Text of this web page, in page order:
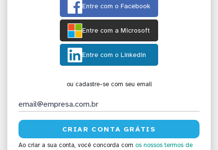
Entre com o Facebook
Entre com a Microsoft
Entre com o Linkedin
ou cadastre-se com seu email
Ao criar a sua conta, você concorda com os nossos termos de